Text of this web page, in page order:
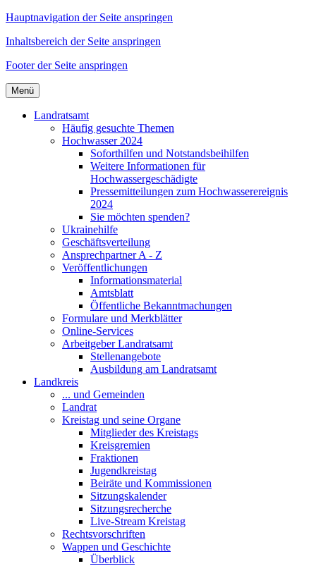
Hauptnavigation der Seite anspringen
Inhaltsbereich der Seite anspringen
Footer der Seite anspringen
Menü
Landratsamt
Häufig gesuchte Themen
Hochwasser 2024
Soforthilfen und Notstandsbeihilfen
Weitere Informationen für
Hochwassergeschädigte
Pressemitteilungen zum Hochwasserereignis
2024
Sie möchten spenden?
Ukrainehilfe
Geschäftsverteilung
Ansprechpartner A - Z
Veröffentlichungen
Informationsmaterial
Amtsblatt
Öffentliche Bekanntmachungen
Formulare und Merkblätter
Online-Services
Arbeitgeber Landratsamt
Stellenangebote
Ausbildung am Landratsamt
Landkreis
... und Gemeinden
Landrat
Kreistag und seine Organe
Mitglieder des Kreistags
Kreisgremien
Fraktionen
Jugendkreistag
Beiräte und Kommissionen
Sitzungskalender
Sitzungsrecherche
Live-Stream Kreistag
Rechtsvorschriften
Wappen und Geschichte
Überblick